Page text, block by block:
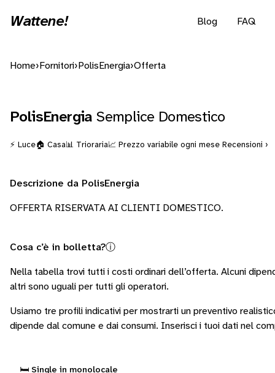
Wattene! Blog FAQ
Home› Fornitori› PolisEnergia›Offerta
PolisEnergia Semplice Domestico
⚡ Luce🏠 Casa📊 Trioraria📈 Prezzo variabile ogni mese Recensioni ›
Descrizione da PolisEnergia
OFFERTA RISERVATA AI CLIENTI DOMESTICO.
Cosa c’è in bolletta?ⓘ
Nella tabella trovi tutti i costi ordinari dell’offerta. Alcuni
altri sono uguali per tutti gli operatori.
Usiamo tre profili indicativi per mostrarti un preventivo
dipende dal comune e dai consumi. Inserisci i tuoi dati nel
🛏️ Single in monolocale